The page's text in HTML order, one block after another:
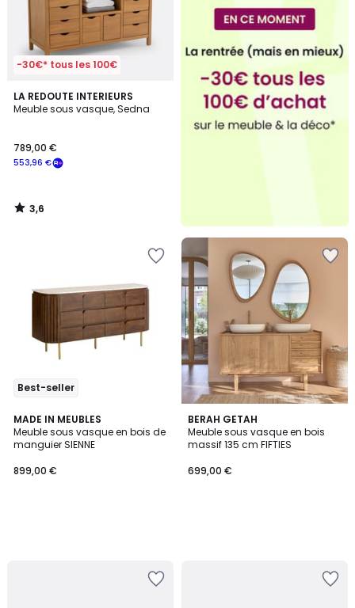
-30€* tous les 100€
LA REDOUTE INTERIEURS
Meuble sous vasque, Sedna
553,96 €
789,00 €
3,6
/ 5
3,6
/
Best-seller
MADE IN MEUBLES
Meuble sous vasque en bois de
manguier SIENNE
899,00 €
BERAH GETAH
Meuble sous vasque en bois
massif 135 cm FIFTIES
699,00 €